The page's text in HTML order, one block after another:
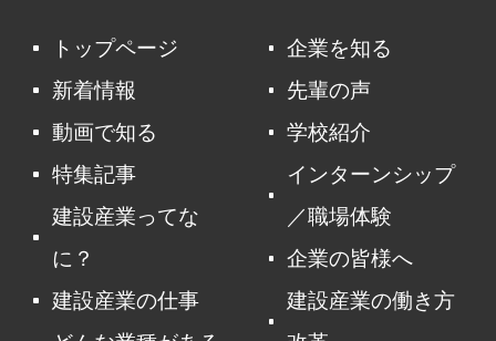
トップページ
新着情報
動画で知る
特集記事
建設産業ってな
に？
建設産業の仕事
企業を知る
先輩の声
学校紹介
インターンシップ
／職場体験
企業の皆様へ
建設産業の働き方